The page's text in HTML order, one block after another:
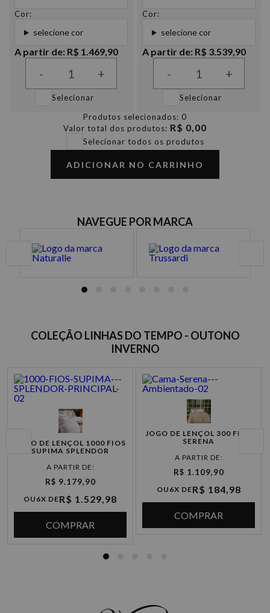
Cor:
selecione cor
A partir de: R$ 1.469,90
- +
Selecionar
Cor:
selecione cor
A partir de: R$ 3.539,90
- +
Selecionar
Produtos selecionados: 0
Valor total dos produtos: R$ 0,00
Selecionar todos os produtos
ADICIONAR NO CARRINHO
NAVEGUE POR MARCA
COLEÇÃO LINHAS DO TEMPO - OUTONO
INVERNO
JOGO DE LENÇOL 1000 FIOS
SUPIMA SPLENDOR
R$ 9.179,90
OU 6X DER$ 1.529,98
COMPRAR
JOGO DE LENÇOL 300 FIOS
SERENA
R$ 1.109,90
OU 6X DER$ 184,98
COMPRAR